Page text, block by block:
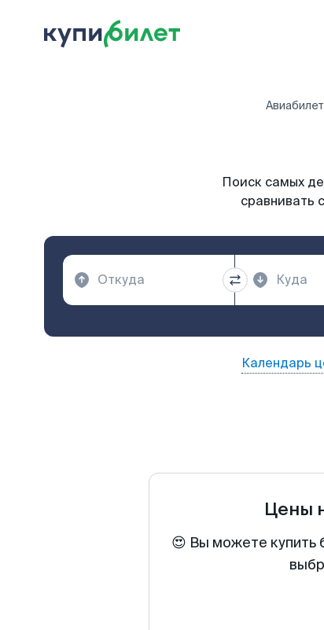
Поиск самых
сравнивать
Календарь
Цены
😍 Вы можете купить